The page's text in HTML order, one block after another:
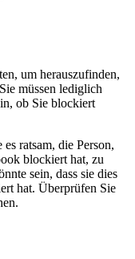
um herauszufinden,
müssen lediglich
ob Sie blockiert
ratsam, die Person,
blockiert hat, zu
sein, dass sie dies
hat. Überprüfen Sie